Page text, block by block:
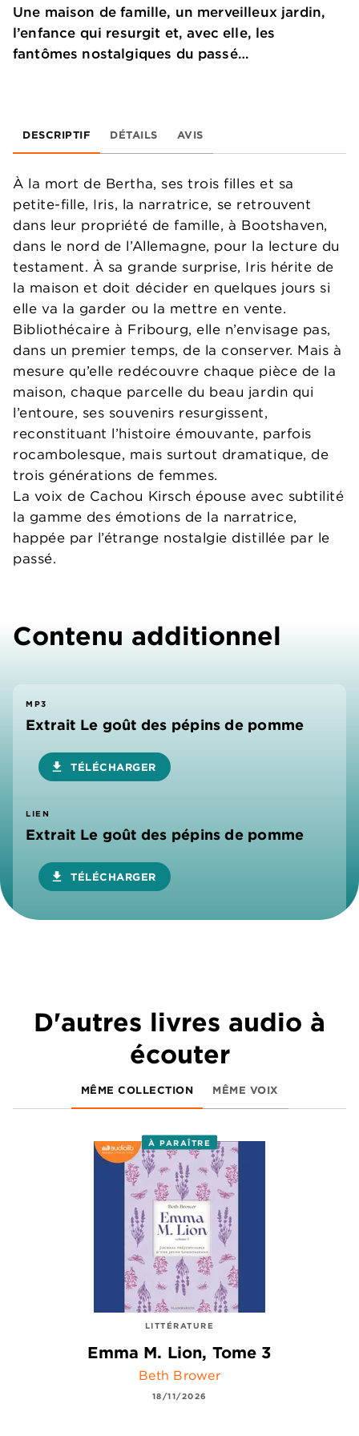
Une maison de famille, un merveilleux jardin,
l’enfance qui resurgit et, avec elle, les
fantômes nostalgiques du passé…
DESCRIPTIF DÉTAILS AVIS
À la mort de Bertha, ses trois filles et sa
petite-fille, Iris, la narratrice, se retrouvent
dans leur propriété de famille, à Bootshaven,
dans le nord de l’Allemagne, pour la lecture du
testament. À sa grande surprise, Iris hérite de
la maison et doit décider en quelques jours si
elle va la garder ou la mettre en vente.
Bibliothécaire à Fribourg, elle n’envisage pas,
dans un premier temps, de la conserver. Mais à
mesure qu’elle redécouvre chaque pièce de la
maison, chaque parcelle du beau jardin qui
l’entoure, ses souvenirs resurgissent,
reconstituant l’histoire émouvante, parfois
rocambolesque, mais surtout dramatique, de
trois générations de femmes.
La voix de Cachou Kirsch épouse avec subtilité
la gamme des émotions de la narratrice,
happée par l’étrange nostalgie distillée par le
passé.
Contenu additionnel
MP3
Extrait Le goût des pépins de pomme
download TÉLÉCHARGER
LIEN
Extrait Le goût des pépins de pomme
download TÉLÉCHARGER
D'autres livres audio à
écouter
MÊME COLLECTION MÊME VOIX
À PARAÎTRE
LITTÉRATURE
Emma M. Lion, Tome 3
Beth Brower
18/11/2026